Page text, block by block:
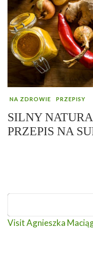
NA ZDROWIE PRZEPISY
SILNY
PRZEPIS NA
Visit Agnieszka